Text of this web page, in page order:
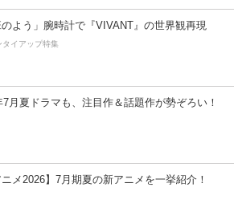
のよう」腕時計で『VIVANT』の世界観再現
タイアップ特集
7月夏ドラマも、注目作＆話題作が勢ぞろい！
ニメ2026】7月期夏の新アニメを一挙紹介！